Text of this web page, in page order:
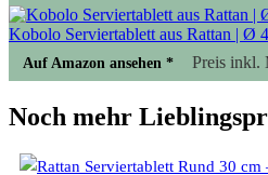
Kobolo Serviertablett aus Rattan | Ø
Auf Amazon ansehen * Preis inkl.
Noch mehr